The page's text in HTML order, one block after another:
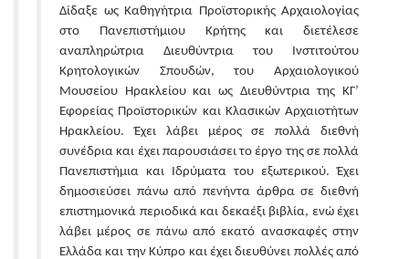
Δίδαξε ως Καθηγήτρια Προϊστορικής Αρχαιολογίας
στο Πανεπιστήμιου Κρήτης και διετέλεσε
αναπληρώτρια Διευθύντρια του Ινστιτούτου
Κρητολογικών Σπουδών, του Αρχαιολογικού
Μουσείου Ηρακλείου και ως Διευθύντρια της ΚΓ’
Εφορείας Προϊστορικών και Κλασικών Αρχαιοτήτων
Ηρακλείου. Έχει λάβει μέρος σε πολλά διεθνή
συνέδρια και έχει παρουσιάσει το έργο της σε πολλά
Πανεπιστήμια και Ιδρύματα του εξωτερικού. Έχει
δημοσιεύσει πάνω από πενήντα άρθρα σε διεθνή
επιστημονικά περιοδικά και δεκαέξι βιβλία, ενώ έχει
λάβει μέρος σε πάνω από εκατό ανασκαφές στην
Ελλάδα και την Κύπρο και έχει διευθύνει πολλές από